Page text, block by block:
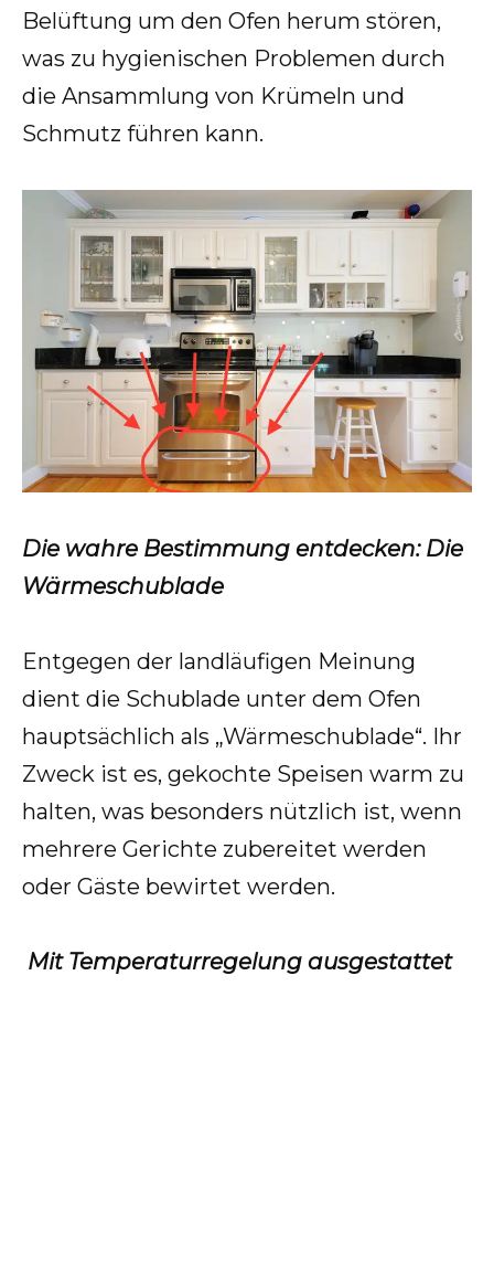
Belüftung um den Ofen herum stören,
was zu hygienischen Problemen durch
die Ansammlung von Krümeln und
Schmutz führen kann.
Die wahre Bestimmung entdecken: Die
Wärmeschublade
Entgegen der landläufigen Meinung
dient die Schublade unter dem Ofen
hauptsächlich als „Wärmeschublade“. Ihr
Zweck ist es, gekochte Speisen warm zu
halten, was besonders nützlich ist, wenn
mehrere Gerichte zubereitet werden
oder Gäste bewirtet werden.
Mit Temperaturregelung ausgestattet